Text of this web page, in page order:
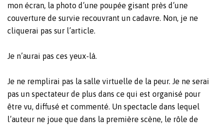
mon écran, la photo d’une poupée gisant près d’une
couverture de survie recouvrant un cadavre. Non, je ne
cliquerai pas sur l’article.
Je n’aurai pas ces yeux-là.
Je ne remplirai pas la salle virtuelle de la peur. Je ne serai
pas un spectateur de plus dans ce qui est organisé pour
être vu, diffusé et commenté. Un spectacle dans lequel
l’auteur ne joue que dans la première scène, le rôle de